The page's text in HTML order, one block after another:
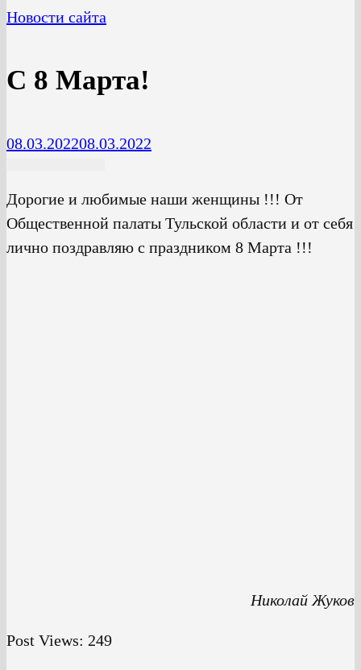
Новости сайта
С 8 Марта!
08.03.202208.03.2022
Дорогие и любимые наши женщины !!! От
Общественной палаты Тульской области и от себя
лично поздравляю с праздником 8 Марта !!!
Николай Жуков
Post Views: 249